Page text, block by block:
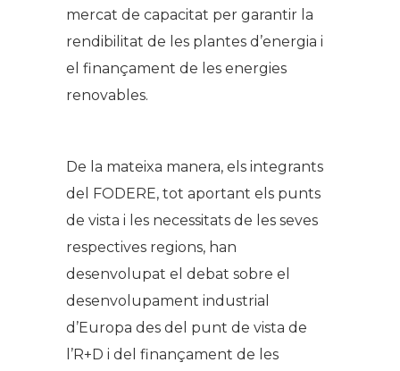
mercat de capacitat per garantir la
rendibilitat de les plantes d’energia i
el finançament de les energies
renovables.
De la mateixa manera, els integrants
del FODERE, tot aportant els punts
de vista i les necessitats de les seves
respectives regions, han
desenvolupat el debat sobre el
desenvolupament industrial
d’Europa des del punt de vista de
l’R+D i del finançament de les